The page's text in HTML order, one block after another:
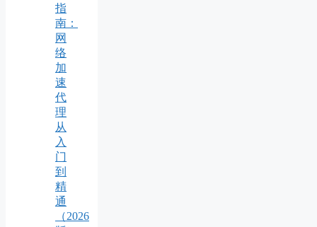
指
南：
网
络
加
速
代
理
从
入
门
到
精
通
（2026